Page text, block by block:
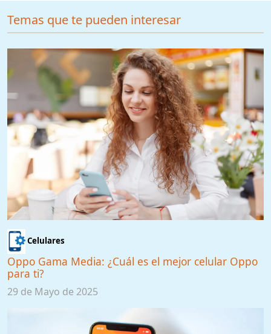
Temas que te pueden interesar
Celulares
Oppo Gama Media: ¿Cuál es el mejor celular Oppo
para ti?
29 de Mayo de 2025